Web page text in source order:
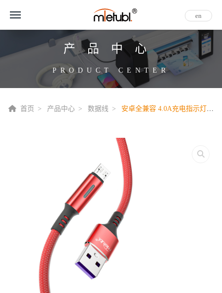
en
产品中心
PRODUCT CENTER
首页 产品中心 数据线 安卓全兼容 4.0A充电指示灯铝壳编织线